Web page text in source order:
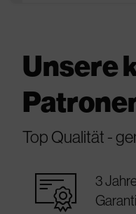
Unsere
Top Qualität -
warranty_certificate
3